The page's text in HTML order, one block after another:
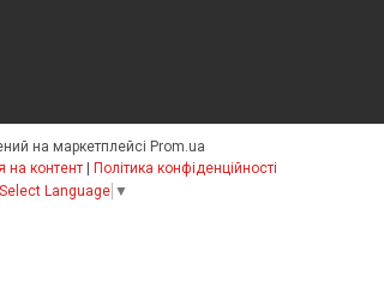
на маркетплейсі Prom.ua
на контент
Політика конфіденційності
Select Language ▼